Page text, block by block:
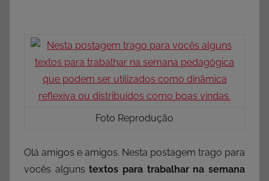
Foto Reprodução
Olá amigos e amigos. Nesta postagem trago para
vocês algunstextos para trabalhar na semana